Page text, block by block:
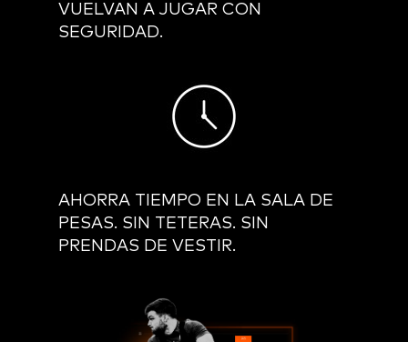
VUELVAN A JUGAR CON
SEGURIDAD.
AHORRA TIEMPO EN LA SALA DE
PESAS. SIN TETERAS. SIN
PRENDAS DE VESTIR.